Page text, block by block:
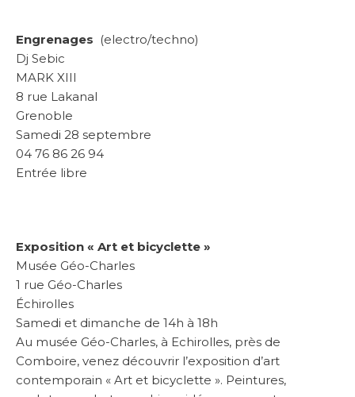
Engrenages (electro/techno)
Dj Sebic
MARK XIII
8 rue Lakanal
Grenoble
Samedi 28 septembre
04 76 86 26 94
Entrée libre
Exposition « Art et bicyclette »
Musée Géo-Charles
1 rue Géo-Charles
Échirolles
Samedi et dimanche de 14h à 18h
Au musée Géo-Charles, à Echirolles, près de
Comboire, venez découvrir l’exposition d’art
contemporain « Art et bicyclette ». Peintures,